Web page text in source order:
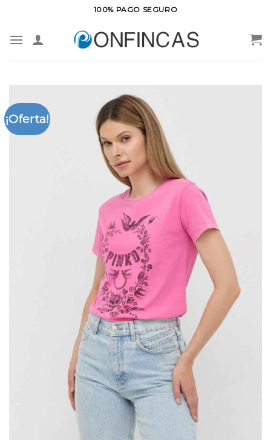
contenido
100% PAGO SEGURO
¡Oferta!